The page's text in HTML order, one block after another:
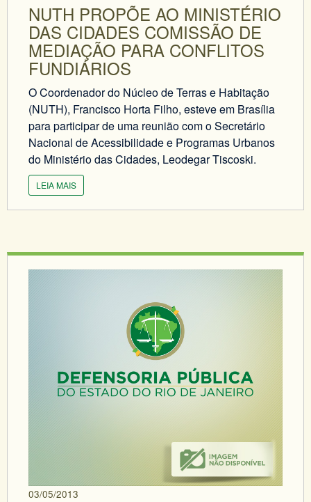
NUTH PROPÕE AO MINISTÉRIO
DAS CIDADES COMISSÃO DE
MEDIAÇÃO PARA CONFLITOS
FUNDIÁRIOS
O Coordenador do Núcleo de Terras e Habitação
(NUTH), Francisco Horta Filho, esteve em Brasília
para participar de uma reunião com o Secretário
Nacional de Acessibilidade e Programas Urbanos
do Ministério das Cidades, Leodegar Tiscoski.
LEIA MAIS
03/05/2013